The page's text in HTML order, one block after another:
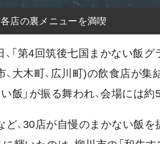
各店の裏メニューを満喫
「第4回筑後七国まかない飯
、大木町、広川町)の飲食店が
飯」が振る舞われ、会場には約
ど、30店が自慢のまかない飯